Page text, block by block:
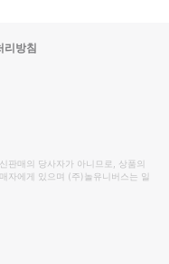
리방침
판매의 당사자가 아니므로, 상품의
자에게 있으며 (주)놀유니버스는 일